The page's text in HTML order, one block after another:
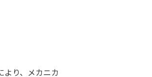
より、メカニカ